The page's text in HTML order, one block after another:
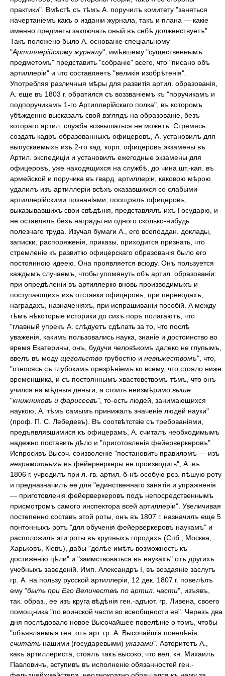
практики". Вмѣстѣ съ тѣмъ А. поручилъ комитету "заняться
начертаніемъ какъ о изданіи журнала, такъ и плана — какіе
именно предметы заключать оный въ себѣ долженствуетъ".
Такъ положено было А. основаніе спеціальному
"Артиллерійскому журналу", имѣвшему "существеннымъ
предметомъ" представить "собраніе" всего, что "писано объ
артиллеріи" и что составляетъ "великія изобрѣтенія".
Употребляя различныя мѣры для развитія артил. образованія,
А. еще въ 1803 г. обратился съ воззваніемъ къ "поручикамъ и
подпоручикамъ 1-го Артиллерійскаго полка", въ которомъ
убѣжденно высказалъ свой взглядъ на образованіе, безъ
котораго артил. служба возвышаться не можетъ. Стремясь
создать кадръ образованныхъ офицеровъ, А. установилъ для
выпускаемыхъ изъ 2-го кад. корп. офицеровъ экзамены въ
Артил. экспедиціи и установилъ ежегодные экзамены для
офицеровъ, уже находящихся на службѣ, до чина шт.-кап. въ
армейской и поручика въ гвард. артиллеріи, каковою мѣрою
удалилъ изъ артиллеріи всѣхъ оказавшихся со слабыми
артиллерійскими познаніями, поощрялъ офицеровъ,
выказывавшихъ свои свѣдѣнія, представлялъ ихъ Государю, и
не оставлялъ безъ награды ни одного сколько-нибудь
полезнаго труда. Изучая бумаги А., его всеподдан. доклады,
записки, распоряженія, приказы, приходится признать, что
стремленіе къ развитію офицерскаго образованія было его
постоянною идеею. Она проявляется всюду. Онъ пользуется
каждымъ случаемъ, чтобы упомянуть объ артил. образованіи:
при опредѣленіи въ артиллерію вновь производимыхъ и
поступающихъ изъ отставки офицеровъ, при переводахъ,
наградахъ, назначеніяхъ, при испрашиваніи пособій. А между
тѣмъ нѣкоторые историки до сихъ поръ полагаютъ, что
"главный упрекъ А. слѣдуетъ сдѣлать за то, что послѣ
уваженія, какимъ пользовались наука, знаніе и достоинство во
время Екатерины, онъ, будучи человѣкомъ далеко не глупымъ,
ввелъ въ моду щегольство грубостію и невѣжествомъ", что,
"относясь съ глубокимъ презрѣніемъ ко всему, что стояло ниже
временщика, и съ постояннымъ хвастовствомъ тѣмъ, что онъ
учился на мѣдныя деньги, а стоить неизмѣримо выше
"книжниковъ и фарисеевъ", то-есть людей, занимающихся
наукою, А. тѣмъ самымъ принижалъ значеніе людей науки"
(проф. П. С. Лебедевъ). Въ соотвѣтствіе съ требованіями,
предъявлявшимися къ офицерамъ, А. считалъ необходимымъ
надежно поставить дѣло и "приготовленія фейерверкеровъ".
Испросивъ Высоч. соизволеніе "постановить правиломъ — изъ
неграмотныхъ въ фейерверкеры не производить", А. въ
1806 г. учредилъ при л.-гв. артил. б-нѣ особую рез. пѣшую роту
и предназначилъ ее для "единственнаго занятія и упражненія
— приготовленія фейерверкеровъ подъ непосредственнымъ
присмотромъ самого инспектора всей артиллеріи". Увеличивая
постепенно составъ этой роты, онъ въ 1807 г. назначилъ еще 5
понтонныхъ ротъ "для обученія фейерверкеровъ наукамъ" и
расположилъ эти роты въ крупныхъ городахъ (Спб., Москва,
Харьковъ, Кіевъ), дабы "долѣе имѣть возможность къ
достиженію цѣли" и "заимствоваться въ наукахъ" отъ другихъ
учебныхъ заведеній. Имп. Александръ I, въ воздаяніе заслугъ
гр. А. на пользу русской артиллеріи, 12 дек. 1807 г. повелѣлъ
ему "быть при Его Величествѣ по артил. части", изъявъ,
так. образ., ее изъ круга вѣдѣнія ген.-адъют. гр. Ливена, своего
помощника "по воинской части во всеобщности ея". Черезъ два
дня послѣдовало новое Высочайшее повелѣніе о томъ, чтобы
"объявляемыя ген. отъ арт. гр. А. Высочайшія повелѣнія
считать нашими (государевыми) указами". Авторитетъ А.,
какъ артиллериста, стоялъ такъ высоко, что вел. кн. Михаилъ
Павловичъ, вступивъ въ исполненіе обязанностей ген.-